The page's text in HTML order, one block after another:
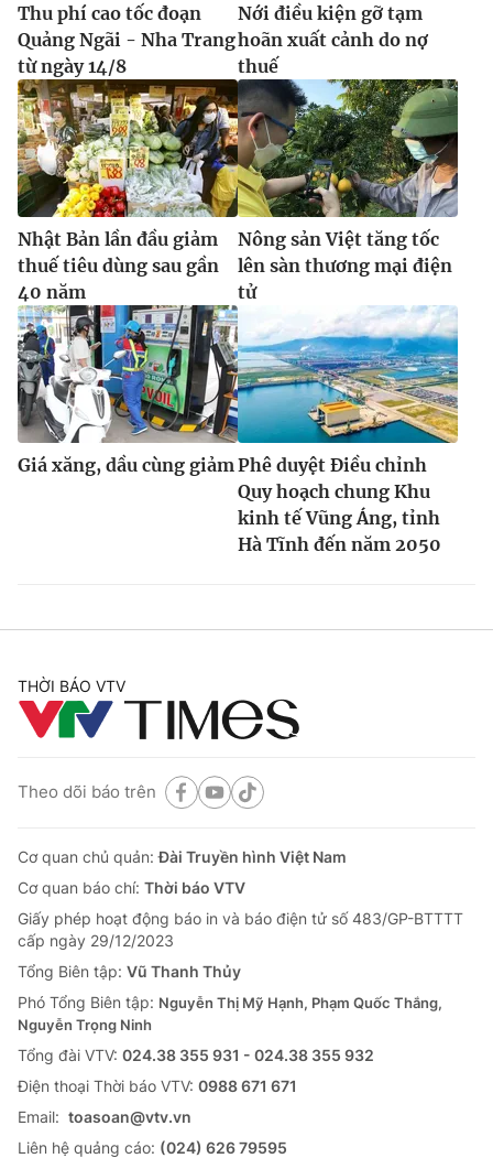
Thu phí cao tốc đoạn
Quảng Ngãi - Nha Trang
từ ngày 14/8
Nới điều kiện gỡ tạm
hoãn xuất cảnh do nợ
thuế
Nhật Bản lần đầu giảm
thuế tiêu dùng sau gần
40 năm
Nông sản Việt tăng tốc
lên sàn thương mại điện
tử
Giá xăng, dầu cùng giảm Phê duyệt Điều chỉnh
Quy hoạch chung Khu
kinh tế Vũng Áng, tỉnh
Hà Tĩnh đến năm 2050
THỜI BÁO VTV
Theo dõi báo trên
Cơ quan chủ quản:Đài Truyền hình Việt Nam
Cơ quan báo chí: Thời báo VTV
Giấy phép hoạt động báo in và báo điện tử số 483/GP-BTTTT
cấp ngày 29/12/2023
Tổng Biên tập: Vũ Thanh Thủy
Phó Tổng Biên tập: Nguyễn Thị Mỹ Hạnh, Phạm Quốc Thắng,
Nguyễn Trọng Ninh
Tổng đài VTV: 024.38 355 931 - 024.38 355 932
Ðiện thoại Thời báo VTV: 0988 671 671
Email: toasoan@vtv.vn
Liên hệ quảng cáo: (024) 626 79595